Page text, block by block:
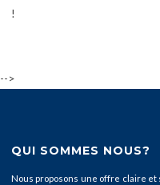
!
-->
QUI SOMMES NOUS?
Nous proposons une offre claire et